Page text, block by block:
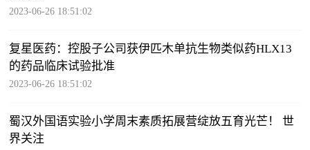
2023-06-26 18:51:02
复星医药：控股子公司获伊匹木单抗生物类似药HLX13
的药品临床试验批准
2023-06-26 18:51:02
蜀汉外国语实验小学周末素质拓展营绽放五育光芒！ 世
界关注